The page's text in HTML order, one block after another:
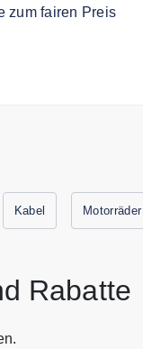
zum fairen Preis
Kabel Motorräder
Rabatte